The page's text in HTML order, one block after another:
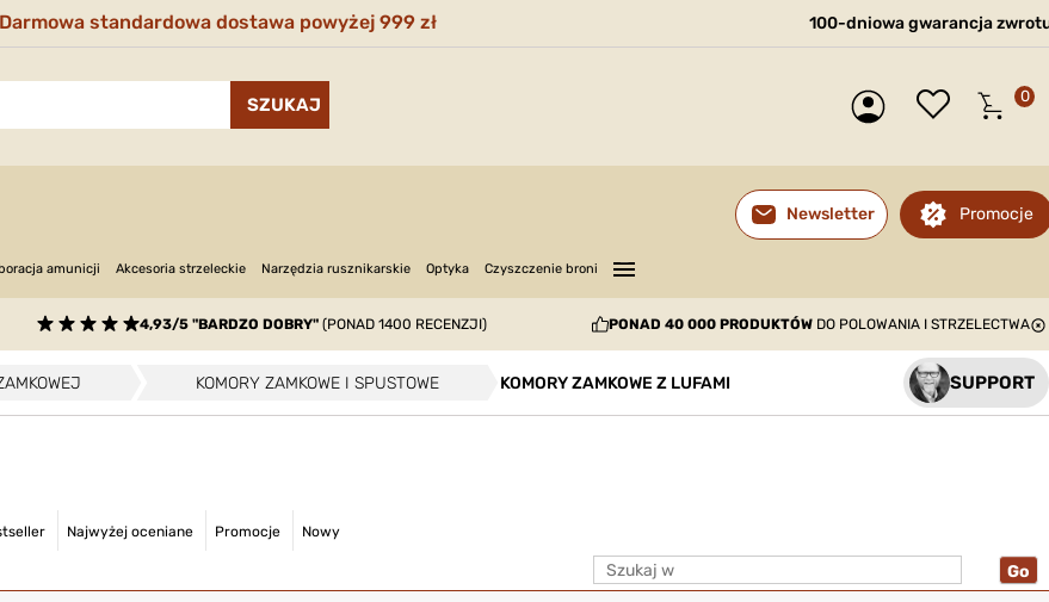
Darmowa standardowa dostawa powyżej 999 zł 100-dniowa gwarancja
0
Newsletter Promocje
amunicji Akcesoria strzeleckie Narzędzia rusznikarskie Optyka Czyszczenie broni —
—
—
4,93/5 "BARDZO DOBRY"(PONAD 1400 RECENZJI) PONAD 40 000 PRODUKTÓW DO POLOWANIA I STRZELECTWA
KOMORY ZAMKOWE I SPUSTOWE KOMORY ZAMKOWE Z LUFAMI SUPPORT
Najwyżej oceniane Promocje Nowy